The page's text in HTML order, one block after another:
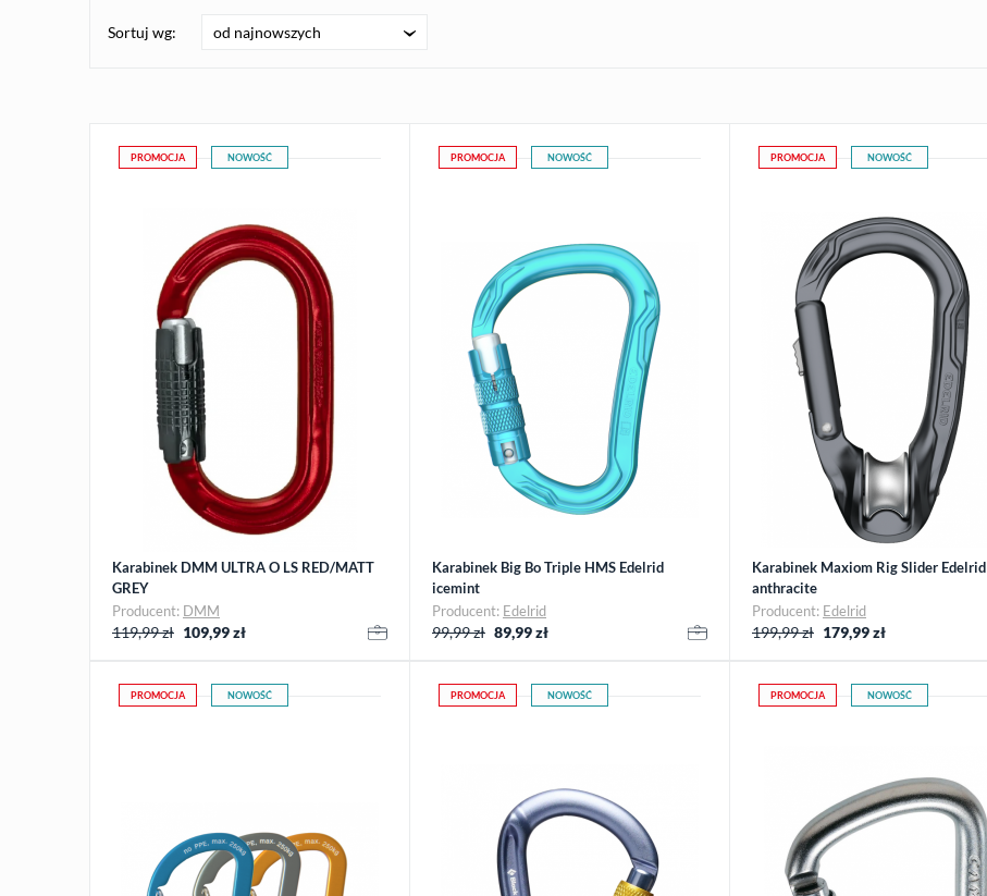
Sortuj wg: od najnowszych
PROMOCJA NOWOŚĆ
Karabinek DMM ULTRA O LS RED/MATT
GREY
Producent: DMM
119,99 zł 109,99zł
PROMOCJA NOWOŚĆ
Karabinek Big Bo Triple HMS Edelrid
icemint
Producent: Edelrid
99,99 zł 89,99zł
PROMOCJA NOWOŚĆ
Karabinek Maxiom Rig Slider Edelrid
anthracite
Producent: Edelrid
199,99 zł 179,99zł
PROMOCJA NOWOŚĆ PROMOCJA NOWOŚĆ PROMOCJA NOWOŚĆ